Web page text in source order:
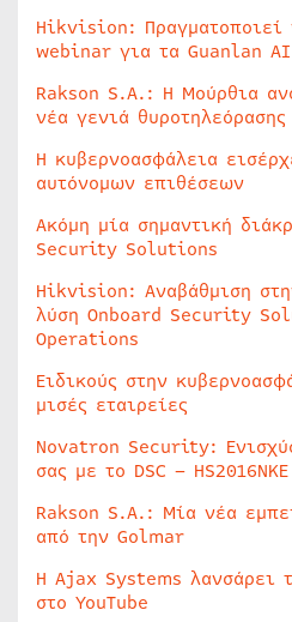
Hikvision:
webinar για τα Guanlan
Rakson S.A.: Η Μούρθια
νέα γενιά
Η κυβερνοασφάλεια
αυτόνομων επιθέσεων
Ακόμη μία σημαντική
Security Solutions
Hikvision: Αναβάθμιση
λύση Onboard Security
Operations
Ειδικούς στην
μισές εταιρείες
Novatron Security:
σας με το DSC – HS2016NKE
Rakson S.A.: Μία νέα
από την Golmar
Η Ajax Systems λανσάρει
στο YouTube